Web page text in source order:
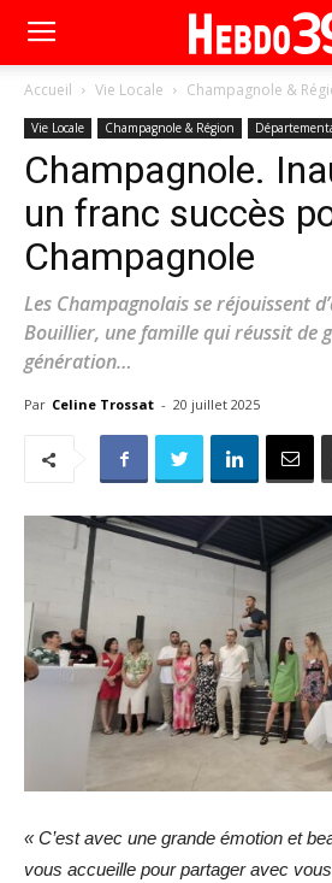
Accueil Vie Locale Champagnole &
Vie Locale Champagnole & Région
Champagnole.
un franc succès
Champagnole
Les Champagnolais se réjouissent
Bouillier, une famille qui réussit de
génération…
Par Celine Trossat - 20 juillet 2025
« C’est avec une grande émotion et
vous accueille pour partager avec